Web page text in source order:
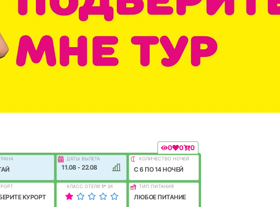
0 0 0
ДАТЫ ВЫЛЕТА
11.08 - 22.08
КОЛИЧЕСТВО НОЧЕЙ
C 6 ПО 14 НОЧЕЙ
КУРОРТ
КЛАСС ОТЕЛЯ 1* (И
ЛУЧШЕ)
ТИП ПИТАНИЯ
ЛЮБОЕ ПИТАНИЕ